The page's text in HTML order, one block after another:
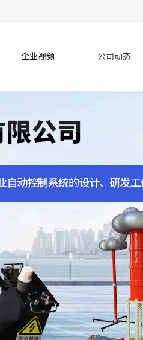
企业视频 公司动态